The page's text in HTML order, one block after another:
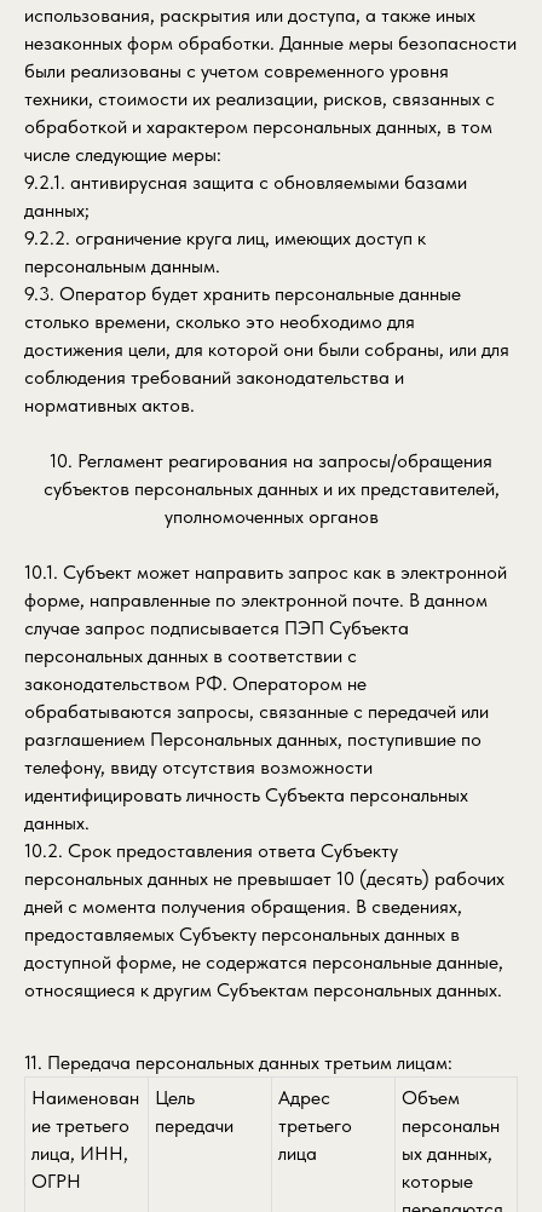
использования, раскрытия или доступа, а также иных
незаконных форм обработки. Данные меры безопасности
были реализованы с учетом современного уровня
техники, стоимости их реализации, рисков, связанных с
обработкой и характером персональных данных, в том
числе следующие меры:
9.2.1. антивирусная защита с обновляемыми базами
данных;
9.2.2. ограничение круга лиц, имеющих доступ к
персональным данным.
9.3. Оператор будет хранить персональные данные
столько времени, сколько это необходимо для
достижения цели, для которой они были собраны, или для
соблюдения требований законодательства и
нормативных актов.
10. Регламент реагирования на запросы/обращения
субъектов персональных данных и их представителей,
уполномоченных органов
10.1. Субъект может направить запрос как в электронной
форме, направленные по электронной почте. В данном
случае запрос подписывается ПЭП Субъекта
персональных данных в соответствии с
законодательством РФ. Оператором не
обрабатываются запросы, связанные с передачей или
разглашением Персональных данных, поступившие по
телефону, ввиду отсутствия возможности
идентифицировать личность Субъекта персональных
данных.
10.2. Срок предоставления ответа Субъекту
персональных данных не превышает 10 (десять) рабочих
дней с момента получения обращения. В сведениях,
предоставляемых Субъекту персональных данных в
доступной форме, не содержатся персональные данные,
относящиеся к другим Субъектам персональных данных.
11. Передача персональных данных третьим лицам:
Наименован
ие третьего
лица, ИНН,
ОГРН
Цель
передачи
Адрес
третьего
лица
Объем
персональн
ых данных,
которые